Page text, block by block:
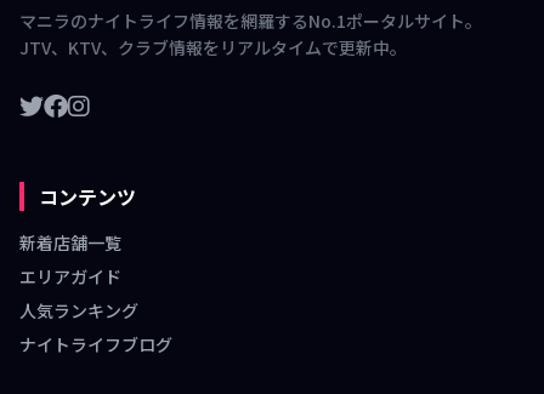
マニラのナイトライフ情報を網羅するNo.1ポータルサイト。
JTV、KTV、クラブ情報をリアルタイムで更新中。
コンテンツ
新着店舗一覧
エリアガイド
人気ランキング
ナイトライフブログ